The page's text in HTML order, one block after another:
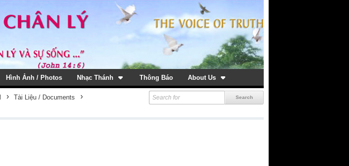
Hình Ảnh / Photos Nhạc Thánh Thông Báo About Us
› Tài Liệu / Documents ›